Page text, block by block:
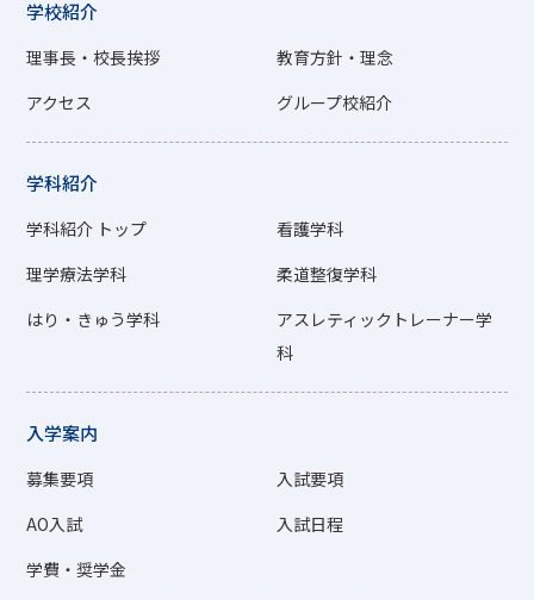
学校紹介
理事長・校長挨拶
教育方針・理念
アクセス
グループ校紹介
学科紹介
学科紹介 トップ
看護学科
理学療法学科
柔道整復学科
はり・きゅう学科
アスレティックトレーナー学
科
入学案内
募集要項
入試要項
AO入試
入試日程
学費・奨学金